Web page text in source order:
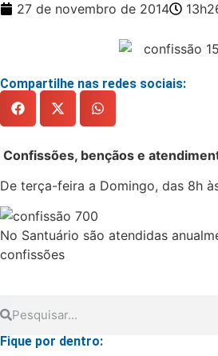
27 de novembro de 2014
Compartilhe nas redes sociais:
Confissões, bençãos e
De terça-feira a Domingo, das 8h
No Santuário são atendidas
confissões
Fique por dentro: